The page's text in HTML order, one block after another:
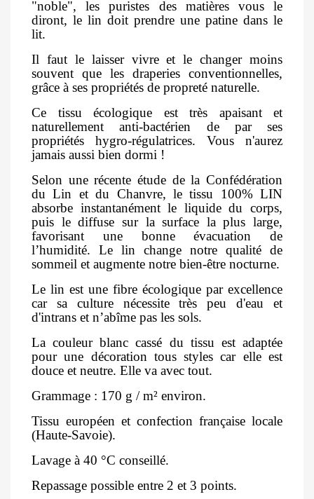
"noble", les puristes des matières vous le
diront, le lin doit prendre une patine dans le
lit.
Il faut le laisser vivre et le changer moins
souvent que les draperies conventionnelles,
grâce à ses propriétés de propreté naturelle.
Ce tissu écologique est très apaisant et
naturellement anti-bactérien de par ses
propriétés hygro-régulatrices. Vous n'aurez
jamais aussi bien dormi !
Selon une récente étude de la Confédération
du Lin et du Chanvre, le tissu 100% LIN
absorbe instantanément le liquide du corps,
puis le diffuse sur la surface la plus large,
favorisant une bonne évacuation de
l’humidité. Le lin change notre qualité de
sommeil et augmente notre bien-être nocturne.
Le lin est une fibre écologique par excellence
car sa culture nécessite très peu d'eau et
d'intrans et n’abîme pas les sols.
La couleur blanc cassé du tissu est adaptée
pour une décoration tous styles car elle est
douce et neutre. Elle va avec tout.
Grammage : 170 g / m² environ.
Tissu européen et confection française locale
(Haute-Savoie).
Lavage à 40 °C conseillé.
Repassage possible entre 2 et 3 points.